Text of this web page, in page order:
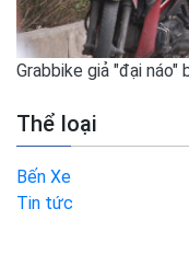
Grabbike giả "đại náo"
Thể loại
Bến Xe
Tin tức